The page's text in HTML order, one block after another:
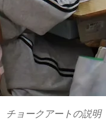
チョークアートの説明